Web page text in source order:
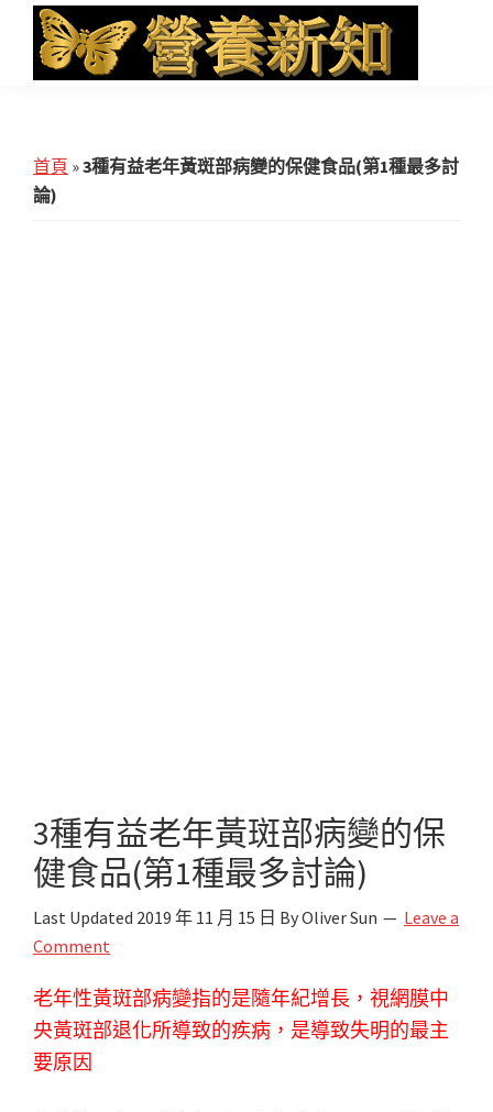
main
primary
footer
知
and
iHerb
首頁 »3種有益老年黃斑部病變的保健食品(第1種最多討
論)
3種有益老年黃斑部病變的保
健食品(第1種最多討論)
Last Updated 2019 年 11 月 15 日 ByOliver Sun
Leave a
Comment
老年性黃斑部病變指的是隨年紀增長，視網膜中
央黃斑部退化所導致的疾病，是導致失明的最主
要原因